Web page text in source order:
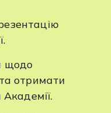
щодо
отримати
Академії.